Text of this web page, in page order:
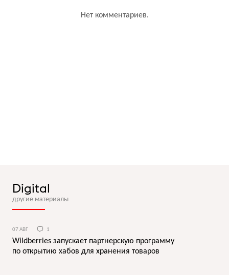
Нет комментариев.
Digital
другие материалы
07 АВГ 1
Wildberries запускает партнерскую программу
по открытию хабов для хранения товаров